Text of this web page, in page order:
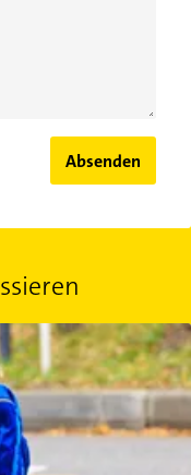
Absenden
leisten